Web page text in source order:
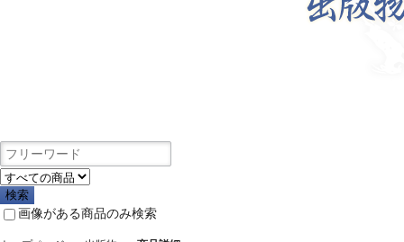
画像がある商品のみ検索